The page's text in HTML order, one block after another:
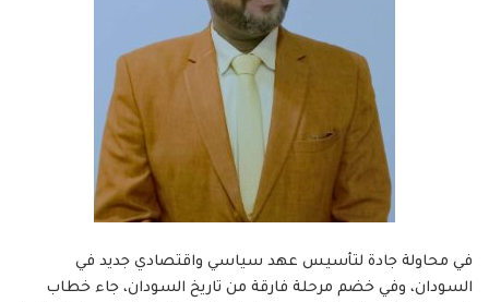
في محاولة جادة لتأسيس عهد سياسي واقتصادي جديد في
السودان، وفي خضم مرحلة فارقة من تاريخ السودان، جاء خطاب